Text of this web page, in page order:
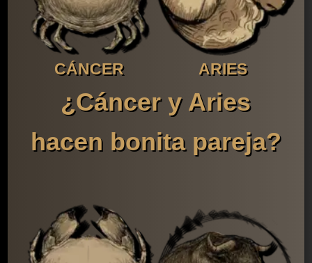
CÁNCER ARIES
¿Cáncer y Aries
hacen bonita pareja?